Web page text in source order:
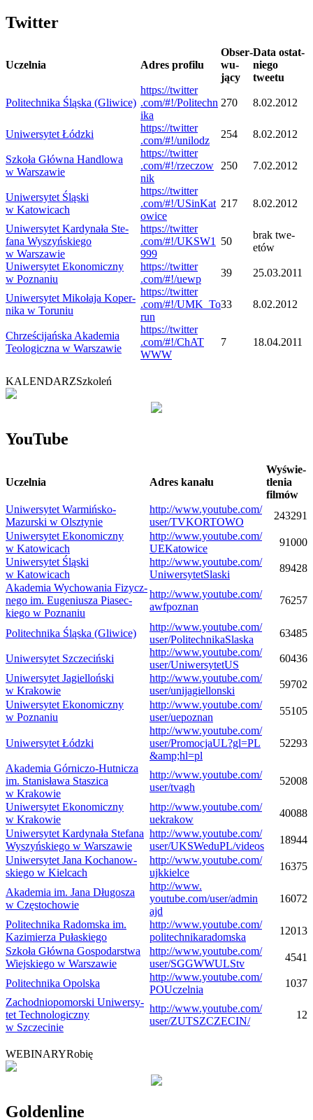
Twit­ter
Uczel­nia Adres pro­filu
Obser­
wu­
jący
Data ostat­
niego
tweetu
Poli­tech­nika Śląska (Gliwice)
https://​twit​ter​
.com/​#​!​/​P​o​l​i​t​e​c​h​n​
ika
270 8.02.2012
Uni­wer­sy­tet Łódzki
https://​twit​ter​
.com/​#​!​/​u​n​i​l​odz
254 8.02.2012
Szkoła Główna Han­dlowa
w Warszawie
https://​twit​ter​
.com/​#​!​/​r​z​e​c​z​o​w​
nik
250 7.02.2012
Uni­wer­sy­tet Śląski
w Katowicach
https://​twit​ter​
.com/​#​!​/​U​S​i​n​K​a​t​
o​w​ice
217 8.02.2012
Uni­wer­sy­tet Kar­dy­nała Ste­
fana Wyszyń­skiego
w Warszawie
https://​twit​ter​
.com/​#​!​/​U​K​S​W​1​
999
50
brak twe­
etów
Uni­wer­sy­tet Eko­no­miczny
w Poznaniu
https://​twit​ter​
.com/​#​!​/​u​ewp
39 25.03.2011
Uni­wer­sy­tet Miko­łaja Koper­
nika w Toruniu
https://​twit​ter​
.com/​#​!​/​U​M​K​_​T​o​
run
33 8.02.2012
Chrze­ści­jań­ska Aka­de­mia
Teo­lo­giczna w Warszawie
https://​twit​ter​
.com/​#​!​/​C​h​A​T​
WWW
7 18.04.2011
KALENDARZSzkoleń
YouTube
Uczel­nia Adres kanału
Wyświe­
tle­nia
filmów
Uni­wer­sy­tet Warmińsko-​
Mazurski w Olsztynie
http://​www​.youtube​.com/​
u​s​e​r​/​T​V​K​O​R​T​OWO
243291
Uni­wer­sy­tet Eko­no­miczny
w Katowicach
http://​www​.youtube​.com/​
U​E​K​a​t​o​w​ice
91000
Uni­wer­sy­tet Śląski
w Katowicach
http://​www​.youtube​.com/​
U​n​i​w​e​r​s​y​t​e​t​S​l​a​ski
89428
Aka­de­mia Wycho­wa­nia Fizycz­
nego im. Euge­niu­sza Pia­sec­
kiego w Poznaniu
http://​www​.youtube​.com/​
a​w​f​p​o​z​nan
76257
Poli­tech­nika Śląska (Gliwice)
http://​www​.youtube​.com/​
u​s​e​r​/​P​o​l​i​t​e​c​h​n​i​k​a​S​l​a​ska
63485
Uni­wer­sy­tet Szczeciński
http://​www​.youtube​.com/​
u​s​e​r​/​U​n​i​w​e​r​s​y​t​e​tUS
60436
Uni­wer­sy­tet Jagiel­loń­ski
w Krakowie
http://​www​.youtube​.com/​
u​s​e​r​/​u​n​i​j​a​g​i​e​l​l​o​n​ski
59702
Uni­wer­sy­tet Eko­no­miczny
w Poznaniu
http://​www​.youtube​.com/​
u​s​e​r​/​u​e​p​o​z​nan
55105
Uni­wer­sy­tet Łódzki
http://​www​.youtube​.com/​
u​s​e​r​/​P​r​o​m​o​c​j​a​U​L​?​g​l​=​P​L​
&​a​m​p​;​h​l​=pl
52293
Aka­de­mia Górniczo-​Hutnicza
im. Sta­ni­sława Sta­szica
w Krakowie
http://​www​.youtube​.com/​
u​s​e​r​/​t​v​agh
52008
Uni­wer­sy­tet Eko­no­miczny
w Krakowie
http://​www​.youtube​.com/​
u​e​k​r​a​kow
40088
Uni­wer­sy­tet Kar­dy­nała Ste­fana
Wyszyń­skiego w Warszawie
http://​www​.youtube​.com/​
u​s​e​r​/​U​K​S​W​e​d​u​P​L​/​v​i​d​eos
18944
Uni­wer­sy­tet Jana Kocha­now­
skiego w Kielcach
http://​www​.youtube​.com/​
u​j​k​k​i​e​lce
16375
Aka­de­mia im. Jana Dłu­go­sza
w Częstochowie
http://​www​.
youtube​.com/​u​s​e​r​/​a​d​m​i​n​
ajd
16072
Poli­tech­nika Radom­ska im.
Kazi­mie­rza Pułaskiego
http://​www​.youtube​.com/​
p​o​l​i​t​e​c​h​n​i​k​a​r​a​d​o​m​ska
12013
Szkoła Główna Gospo­dar­stwa
Wiej­skiego w Warszawie
http://​www​.youtube​.com/​
u​s​e​r​/​S​G​G​W​W​U​L​Stv
4541
Poli­tech­nika Opolska
http://​www​.youtube​.com/​
P​O​U​c​z​e​l​nia
1037
Zachod­nio­po­mor­ski Uni­wer­sy­
tet Tech­no­lo­giczny
w Szczecinie
http://​www​.youtube​.com/​
u​s​e​r​/​Z​U​T​S​Z​C​Z​E​C​IN/
12
WEBINARYRobię
Gol­den­line